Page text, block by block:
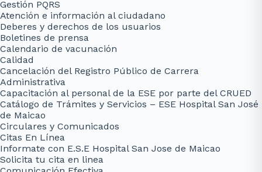
Gestión PQRS
Atención e información al ciudadano
Deberes y derechos de los usuarios
Boletines de prensa
Calendario de vacunación
Calidad
Cancelación del Registro Público de Carrera
Administrativa
Capacitación al personal de la ESE por parte del CRUED
Catálogo de Trámites y Servicios – ESE Hospital San José
de Maicao
Circulares y Comunicados
Citas En Línea
Informate con E.S.E Hospital San Jose de Maicao
Solicita tu cita en linea